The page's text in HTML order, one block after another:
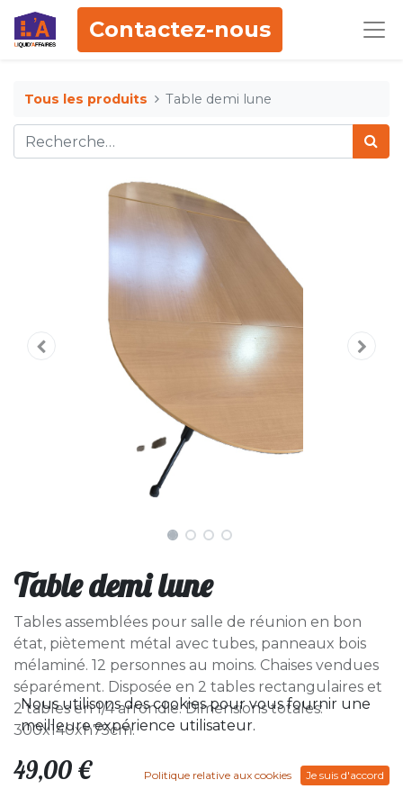
Contactez-nous
Tous les produits Table demi lune
Table demi lune
Tables assemblées pour salle de réunion en bon
état, piètement métal avec tubes, panneaux bois
mélaminé. 12 personnes au moins. Chaises vendues
séparément. Disposée en 2 tables rectangulaires et
2 tables en 1/4 arrondie. Dimensions totales:
300x140xh75cm.
49,00 €
Nous utilisons des cookies pour vous fournir une
meilleure expérience utilisateur.
Politique relative aux cookies Je suis d'accord